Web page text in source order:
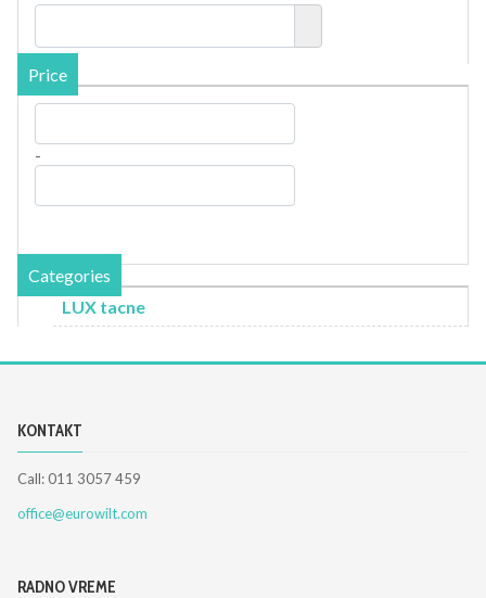
Price
-
Categories
LUX tacne
KONTAKT
Call: 011 3057 459
office@eurowilt.com
RADNO VREME